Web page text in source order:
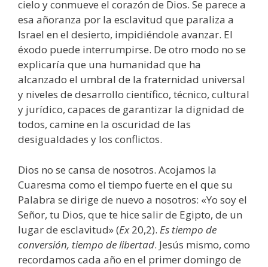
cielo y conmueve el corazón de Dios. Se parece a
esa añoranza por la esclavitud que paraliza a
Israel en el desierto, impidiéndole avanzar. El
éxodo puede interrumpirse. De otro modo no se
explicaría que una humanidad que ha
alcanzado el umbral de la fraternidad universal
y niveles de desarrollo científico, técnico, cultural
y jurídico, capaces de garantizar la dignidad de
todos, camine en la oscuridad de las
desigualdades y los conflictos.
Dios no se cansa de nosotros. Acojamos la
Cuaresma como el tiempo fuerte en el que su
Palabra se dirige de nuevo a nosotros: «Yo soy el
Señor, tu Dios, que te hice salir de Egipto, de un
lugar de esclavitud» (Ex20,2). Es tiempo de
conversión, tiempo de libertad. Jesús mismo, como
recordamos cada año en el primer domingo de